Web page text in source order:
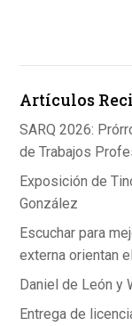
o
k
Artículos
SARQ 2026:
de Trabajos
Exposición de
González
Escuchar para
externa orientan
Daniel de León y
Entrega de